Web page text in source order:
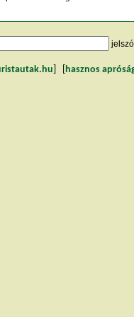
hasznos